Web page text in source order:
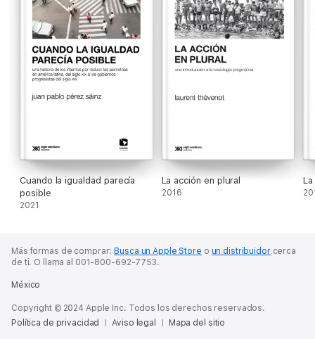
Cuando la igualdad parecía
posible
2021
La acción en plural
2016
Más formas de comprar:Busca un Apple Store o un distribuidorcerca
de ti. O llama al 001-800-692-7753.
México
Copyright © 2024 Apple Inc. Todos los derechos reservados.
Política de privacidad
Aviso legal Mapa del sitio